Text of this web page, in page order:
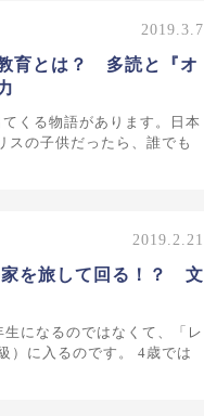
2019.3.7
育とは？ 多読と『オ
くる物語があります。日本
スの子供だったら、誰でも
2019.2.21
家を旅して回る！？ 文
になるのではなくて、「レ
）に入るのです。 4歳では